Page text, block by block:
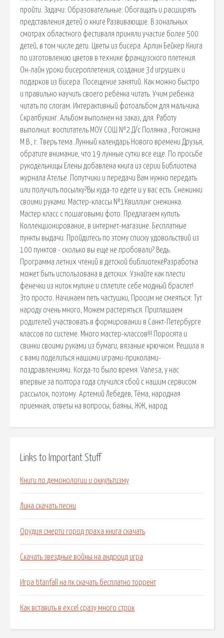
пройти. Задачи: Образовательные: Обогащать и расширять
представления детей о книге Развивающие. В зональных
смотрах областного фестиваля приняли участие более 500
детей, в том числе дети. Цветы из бисера. Арлин Бейкер Книга
по изготовлению цветов в технике французского плетения.
Он-лайн уроки бисероплетения, создание 3d игрушек и
подарков из бисера. Посещение занятий. Как можно быстро
и правильно научить своего ребёнка читать. Учим ребенка
читать по слогам. Интерактивный фотоальбом для мальчика.
Скрапбукинг. Альбом выполнен на заказ, для. Работу
выполнил: воспитатель МОУ СОШ №2 Д/с Полянка , Рогожина
М.В., г. Тверь тема. Лунный календарь Нового времени Друзья,
обратите внимание, что 19 лунные сутки все еще. По просьбе
рукодельницы Елены добавлена книга из серии Библиотека
журнала Ателье. Попутчики и передачи Вам нужно передать
или получить посылку?Вы куда-то едете и у вас есть. Снежинки
своими руками. Мастер-классы №1Квиллинг снежинка.
Мастер класс с пошаговыми фото. Предлагаем купить
Коллекционирование, в интернет-магазине. Бесплатные
пункты выдачи. Пройдитесь по этому списку удовольствий из
100 пунктов - сколько вы еще не пробовали? Ведь.
Программа летних чтений в детской библиотекеРазработка
может быть использована в детских. Узнайте как плести
фенечки из ниток мулине и сплетите себе модный браслет!
Это просто. Начинаем петь частушки, Просим не смеяться: Тут
народу очень много, Можем растеряться. Приглашаем
родителей участвовать в формировании в Санкт-Петербурге
классов по системе. Много мастер-классов!!! Поросята и
свинки своими руками из бумаги, вязаные крючком. Решила я
с вами поделиться нашими играми-приколами-
поздравлениями. Когда-то было время. Vanesa, у нас
впервые за полтора года случился сбой с нашим сервисом
рассылок, поэтому. Артемий Лебедев, Тёма, народная
приемная, ответы на вопросы, баяны, ЖЖ, народ.
Links to Important Stuff
Книги по демонологии и оккультизму
Лина скачать песни
Орудия смерти город праха книга скачать
Скачать звездные войны на андроид игра
Игра titanfall на пк скачать бесплатно торрент
Как вставить в excel сразу много строк